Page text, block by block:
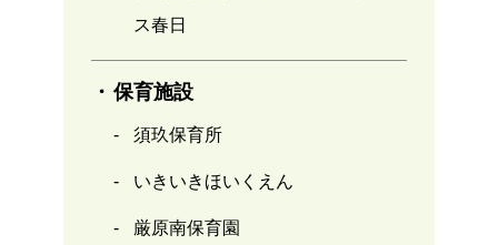
ス春日
保育施設
須玖保育所
いきいきほいくえん
厳原南保育園